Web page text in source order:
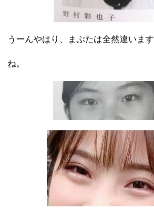
うーんやはり、まぶたは全然違います
ね。